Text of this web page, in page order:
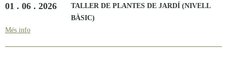
01 . 06 . 2026
TALLER DE PLANTES DE JARDÍ (NIVELL
BÀSIC)
Més info